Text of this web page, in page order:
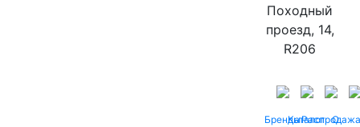
Походный
проезд, 14,
R206
БрендыКаталог
Распродажа
О